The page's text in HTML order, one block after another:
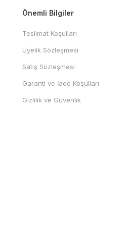
Önemli Bilgiler
Teslimat Koşulları
Üyelik Sözleşmesi
Satış Sözleşmesi
Garanti ve İade Koşulları
Gizlilik ve Güvenlik